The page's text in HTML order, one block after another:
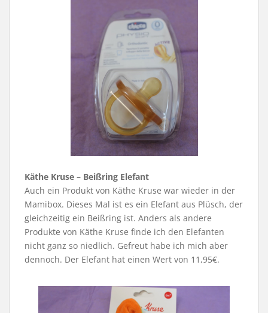
Käthe Kruse – Beißring Elefant
Auch ein Produkt von Käthe Kruse war wieder in der
Mamibox. Dieses Mal ist es ein Elefant aus Plüsch, der
gleichzeitig ein Beißring ist. Anders als andere
Produkte von Käthe Kruse finde ich den Elefanten
nicht ganz so niedlich. Gefreut habe ich mich aber
dennoch. Der Elefant hat einen Wert von 11,95€.